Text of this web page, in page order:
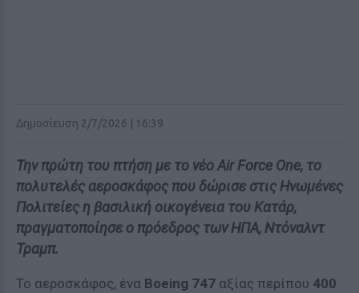
Δημοσίευση 2/7/2026 | 16:39
Την πρώτη του πτήση με το νέο Air Force One, το
πολυτελές αεροσκάφος που δώρισε στις Ηνωμένες
Πολιτείες η βασιλική οικογένεια του Κατάρ,
πραγματοποίησε ο πρόεδρος των ΗΠΑ, Ντόναλντ
Τραμπ.
Το αεροσκάφος, ένα Boeing 747 αξίας περίπου 400